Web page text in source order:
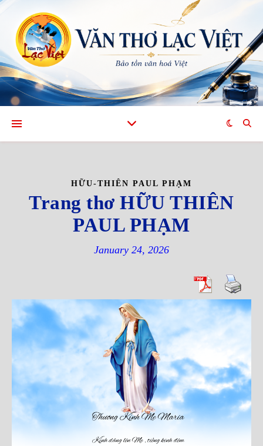
HỮU-THIÊN PAUL PHẠM
Trang thơ HỮU THIÊN
PAUL PHẠM
January 24, 2026